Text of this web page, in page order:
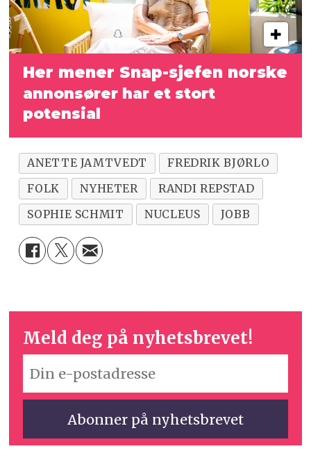
Her mener Snap-sjefen norske
annonsører har et stort
potensial
ANETTE JAMTVEDT
FREDRIK BJØRLO
FOLK
NYHETER
RANDI REPSTAD
SOPHIE SCHMIT
NUCLEUS JOBB
Meld deg på nyhetsbrevet!